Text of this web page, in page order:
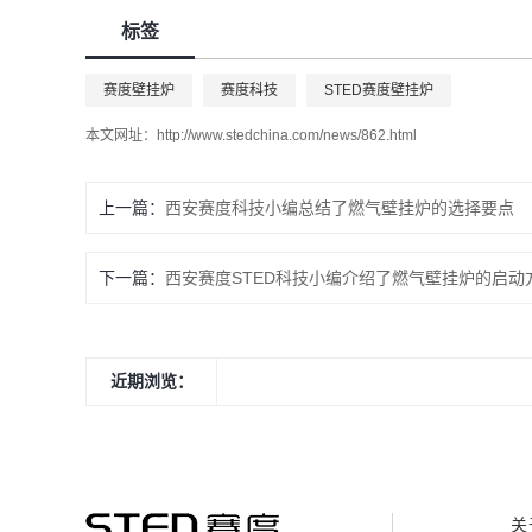
标签
赛度壁挂炉 赛度科技 STED赛度壁挂炉
本文网址： http://www.stedchina.com/news/862.html
上一篇： 西安赛度科技小编总结了燃气壁挂炉的选择要点
下一篇： 西安赛度STED科技小编介绍了燃气壁挂炉的启动
近期浏览：